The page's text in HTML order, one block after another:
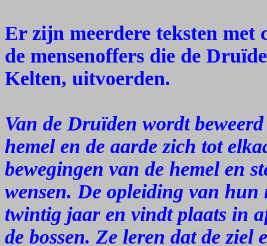
Er zijn meerdere teksten met
de mensenoffers die de
Kelten, uitvoerden.
Van de Druïden wordt
hemel en de aarde zich tot
bewegingen van de hemel en
wensen. De opleiding van hun
twintig jaar en vindt plaats in
de bossen. Ze leren dat de ziel